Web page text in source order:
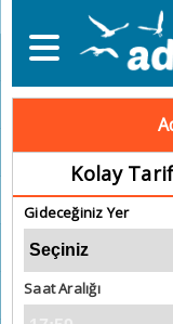
Kolay
Gideceğiniz Yer
Saat Aralığı